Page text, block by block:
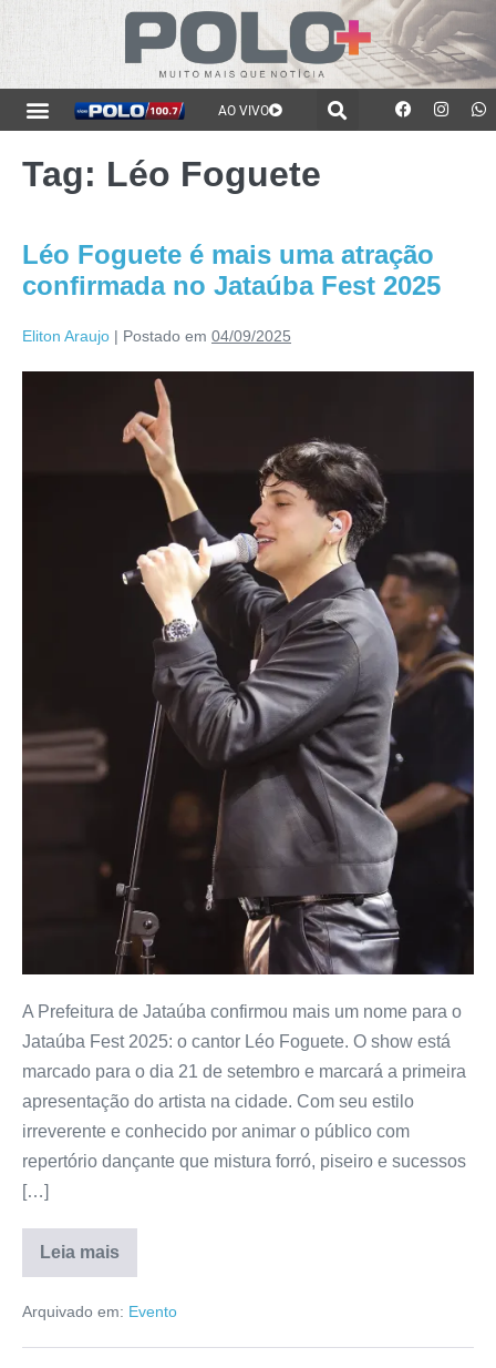
AO VIVO
Tag: Léo Foguete
Léo Foguete é mais uma atração
confirmada no Jataúba Fest 2025
Eliton Araujo | Postado em 04/09/2025
A Prefeitura de Jataúba confirmou mais um nome para o
Jataúba Fest 2025: o cantor Léo Foguete. O show está
marcado para o dia 21 de setembro e marcará a primeira
apresentação do artista na cidade. Com seu estilo
irreverente e conhecido por animar o público com
repertório dançante que mistura forró, piseiro e sucessos
[…]
Leia mais
Arquivado em: Evento